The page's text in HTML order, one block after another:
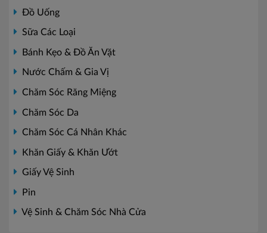
Đồ Uống
Sữa Các Loại
Bánh Kẹo & Đồ Ăn Vặt
Nước Chấm & Gia Vị
Chăm Sóc Răng Miệng
Chăm Sóc Da
Chăm Sóc Cá Nhân Khác
Khăn Giấy & Khăn Ướt
Giấy Vệ Sinh
Pin
Vệ Sinh & Chăm Sóc Nhà Cửa